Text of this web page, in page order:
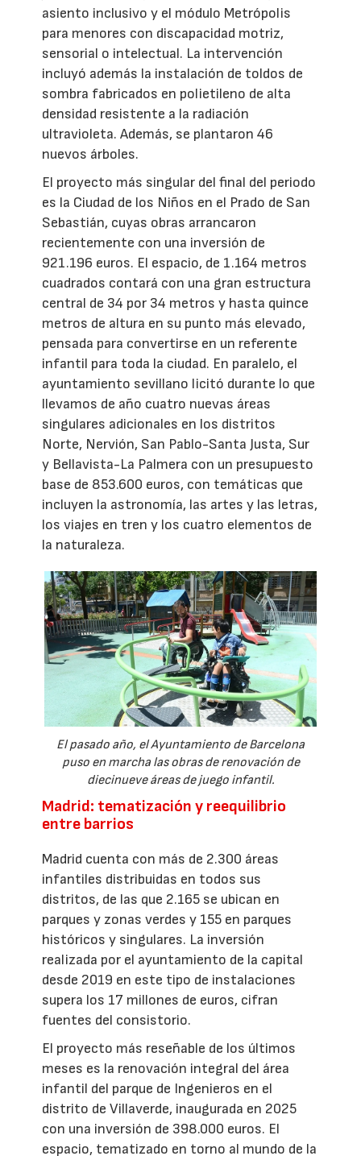
asiento inclusivo y el módulo Metrópolis
para menores con discapacidad motriz,
sensorial o intelectual. La intervención
incluyó además la instalación de toldos de
sombra fabricados en polietileno de alta
densidad resistente a la radiación
ultravioleta. Además, se plantaron 46
nuevos árboles.
El proyecto más singular del final del periodo
es la Ciudad de los Niños en el Prado de San
Sebastián, cuyas obras arrancaron
recientemente con una inversión de
921.196 euros. El espacio, de 1.164 metros
cuadrados contará con una gran estructura
central de 34 por 34 metros y hasta quince
metros de altura en su punto más elevado,
pensada para convertirse en un referente
infantil para toda la ciudad. En paralelo, el
ayuntamiento sevillano licitó durante lo que
llevamos de año cuatro nuevas áreas
singulares adicionales en los distritos
Norte, Nervión, San Pablo-Santa Justa, Sur
y Bellavista-La Palmera con un presupuesto
base de 853.600 euros, con temáticas que
incluyen la astronomía, las artes y las letras,
los viajes en tren y los cuatro elementos de
la naturaleza.
El pasado año, el Ayuntamiento de Barcelona
puso en marcha las obras de renovación de
diecinueve áreas de juego infantil.
Madrid: tematización y reequilibrio
entre barrios
Madrid cuenta con más de 2.300 áreas
infantiles distribuidas en todos sus
distritos, de las que 2.165 se ubican en
parques y zonas verdes y 155 en parques
históricos y singulares. La inversión
realizada por el ayuntamiento de la capital
desde 2019 en este tipo de instalaciones
supera los 17 millones de euros, cifran
fuentes del consistorio.
El proyecto más reseñable de los últimos
meses es la renovación integral del área
infantil del parque de Ingenieros en el
distrito de Villaverde, inaugurada en 2025
con una inversión de 398.000 euros. El
espacio, tematizado en torno al mundo de la